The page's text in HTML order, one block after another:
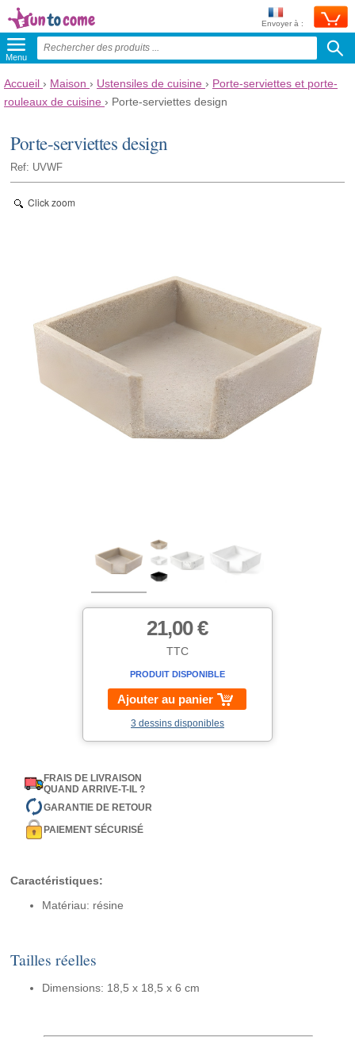
Envoyer à :
Menu
Accueil › Maison › Ustensiles de cuisine › Porte-serviettes et porte-
rouleaux de cuisine › Porte-serviettes design
Porte-serviettes design
Ref: UVWF
Click zoom
21,00 €
TTC
PRODUIT DISPONIBLE
Ajouter au panier
3 dessins disponibles
FRAIS DE LIVRAISON
QUAND ARRIVE-T-IL ?
GARANTIE DE RETOUR
PAIEMENT SÉCURISÉ
Caractéristiques:
Matériau: résine
Tailles réelles
Dimensions: 18,5 x 18,5 x 6 cm